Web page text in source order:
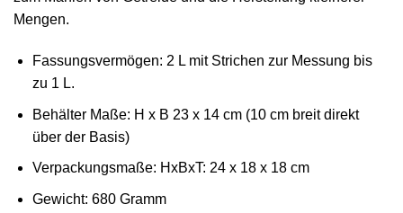
Mengen.
Fassungsvermögen: 2 L mit Strichen zur Messung bis
zu 1 L.
Behälter Maße: H x B 23 x 14 cm (10 cm breit direkt
über der Basis)
Verpackungsmaße: HxBxT: 24 x 18 x 18 cm
Gewicht: 680 Gramm